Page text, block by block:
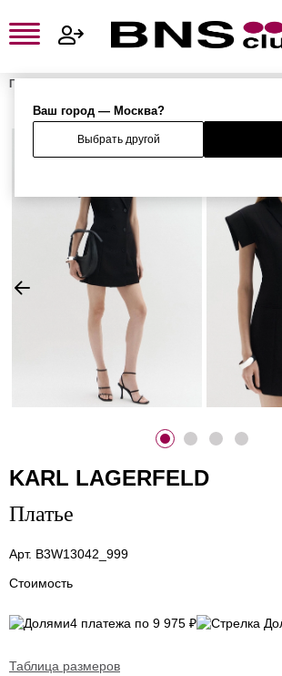
Ваш город — Москва?
Выбрать другой
Главная
KARL LAGERFELD
Платье
Арт. B3W13042_999
Стоимость
4 платежа по 9 975 ₽
Таблица размеров